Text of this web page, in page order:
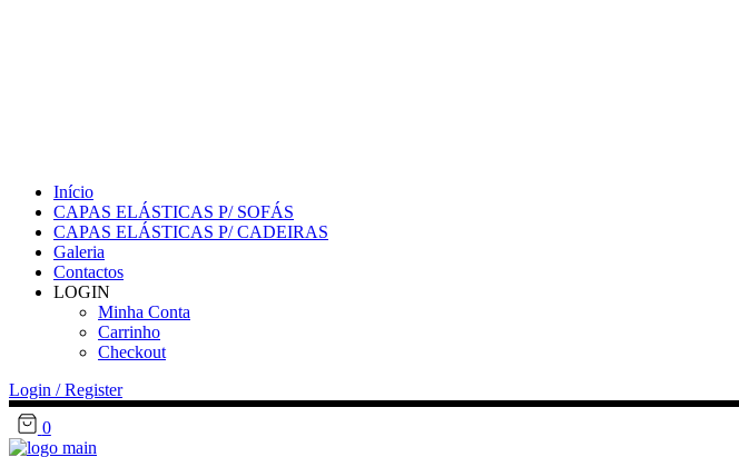
Início
CAPAS ELÁSTICAS P/ SOFÁS
CAPAS ELÁSTICAS P/ CADEIRAS
Galeria
Contactos
LOGIN
Minha Conta
Carrinho
Checkout
Login / Register
0